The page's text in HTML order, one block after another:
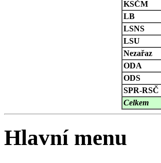
KSČM
LB
LSNS
LSU
Nezařaz
ODA
ODS
SPR-RSČ
Celkem
Hlavní menu